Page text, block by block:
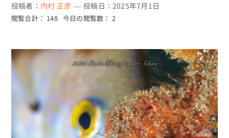
投稿者： 内村 正彦 — 投稿日：2025年7月1日
閲覧合計： 148 今日の閲覧数： 2